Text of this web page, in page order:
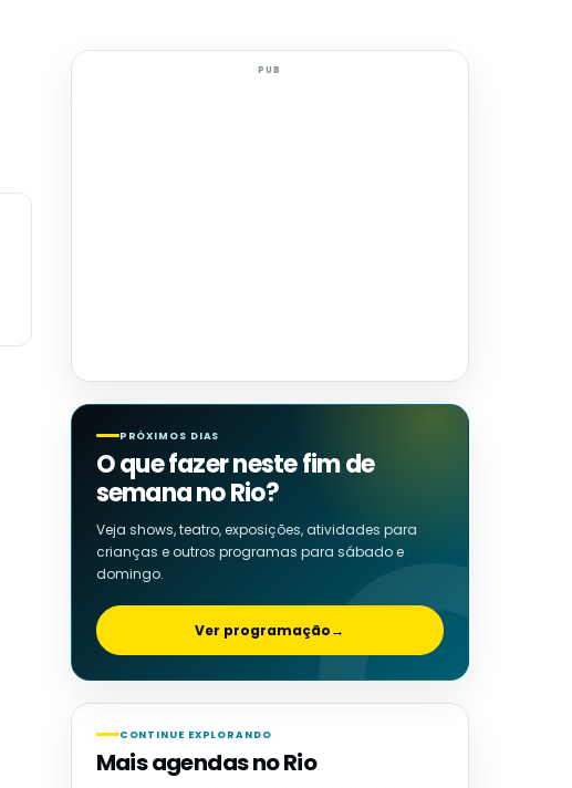
PUB
PRÓXIMOS DIAS
O que fazer neste fim de
semana no Rio?
Veja shows, teatro, exposições, atividades para
crianças e outros programas para sábado e
domingo.
Ver programação→
CONTINUE EXPLORANDO
Mais agendas no Rio